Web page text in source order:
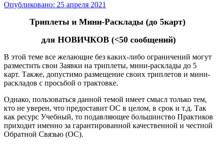
Опубликовано: 25 апреля 2021
Триплеты и Мини-Расклады (до 5карт)
для НОВИЧКОВ (<50 сообщений)
В этой теме все желающие без каких-либо ограничений могут
разместить свои Заявки на триплеты, мини-расклады до 5
карт. Также, допустимо размещение своих триплетов и мини-
раскладов с просьбой о трактовке.
Однако, пользоваться данной темой имеет смысл только тем,
кто не уверен, что предоставит ОС в целом, в срок и т.д. Так
как ресурс Учебный, то подавляющее большинство Практиков
приходит именно за гарантированной качественной и честной
Обратной Связью (ОС).